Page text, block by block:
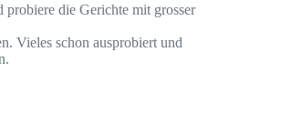
probiere die Gerichte mit grosser
Vieles schon ausprobiert und